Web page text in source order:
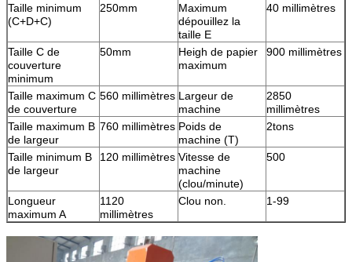
Taille minimum
(C+D+C)
250mm
Maximum
dépouillez la
taille E
40 millimètres
Taille C de
couverture
minimum
50mm
Heigh de papier
maximum
900 millimètres
Taille maximum C
de couverture
560 millimètres Largeur de
machine
2850
millimètres
Taille maximum B
de largeur
760 millimètres Poids de
machine (T)
2tons
Taille minimum B
de largeur
120 millimètres Vitesse de
machine
(clou/minute)
500
Longueur
maximum A
1120
millimètres
Clou non. 1-99